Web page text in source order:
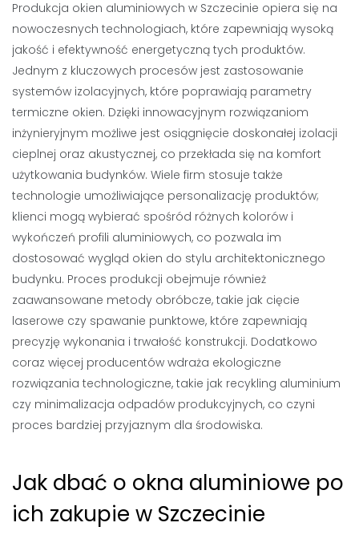
Produkcja okien aluminiowych w Szczecinie opiera się na
nowoczesnych technologiach, które zapewniają wysoką
jakość i efektywność energetyczną tych produktów.
Jednym z kluczowych procesów jest zastosowanie
systemów izolacyjnych, które poprawiają parametry
termiczne okien. Dzięki innowacyjnym rozwiązaniom
inżynieryjnym możliwe jest osiągnięcie doskonałej izolacji
cieplnej oraz akustycznej, co przekłada się na komfort
użytkowania budynków. Wiele firm stosuje także
technologie umożliwiające personalizację produktów;
klienci mogą wybierać spośród różnych kolorów i
wykończeń profili aluminiowych, co pozwala im
dostosować wygląd okien do stylu architektonicznego
budynku. Proces produkcji obejmuje również
zaawansowane metody obróbcze, takie jak cięcie
laserowe czy spawanie punktowe, które zapewniają
precyzję wykonania i trwałość konstrukcji. Dodatkowo
coraz więcej producentów wdraża ekologiczne
rozwiązania technologiczne, takie jak recykling aluminium
czy minimalizacja odpadów produkcyjnych, co czyni
proces bardziej przyjaznym dla środowiska.
Jak dbać o okna aluminiowe po
ich zakupie w Szczecinie